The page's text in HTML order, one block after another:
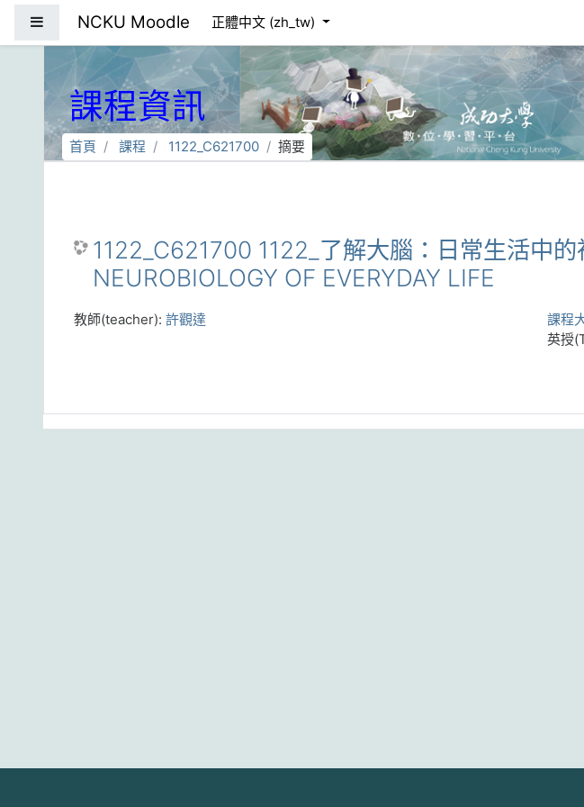
NCKU Moodle 正體中文 ‎(zh_tw)‎
課程資訊
首頁 課程 1122_C621700 摘要
1122_C621700 1122_了解大腦：日常生活中
NEUROBIOLOGY OF EVERYDAY LIFE
課程
英授
教師(teacher): 許觀達